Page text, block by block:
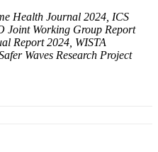
Health Journal 2024, ICS
Joint Working Group Report
Report 2024, WISTA
Waves Research Project